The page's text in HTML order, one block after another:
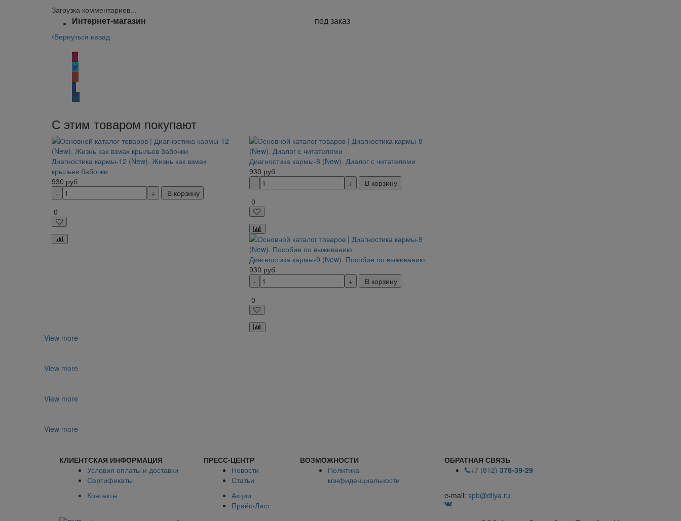
Загрузка комментариев...
Интернет-магазин под заказ
Вернуться назад
С этим товаром покупают
Диагностика кармы-12 (New). Жизнь как взмах
крыльев бабочки
930 руб
В корзину
0
Диагностика кармы-8 (New). Диалог с читателями
930 руб
В корзину
0
Диагностика кармы-9 (New). Пособие по выживанию
930 руб
В корзину
0
View more
View more
View more
View more
КЛИЕНТСКАЯ ИНФОРМАЦИЯ ПРЕСС-ЦЕНТР ВОЗМОЖНОСТИ
ОБРАТНАЯ СВЯЗЬ
Условия оплаты и доставки
Сертификаты
Контакты
Новости
Статьи
Акции
Прайс-Лист
Политика
конфиденциальности
+7 (812) 378-39-29
e-mail: spb@dilya.ru